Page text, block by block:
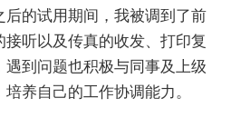
后的试用期间，我被调到了前
听以及传真的收发、打印复
到问题也积极与同事及上级
养自己的工作协调能力。